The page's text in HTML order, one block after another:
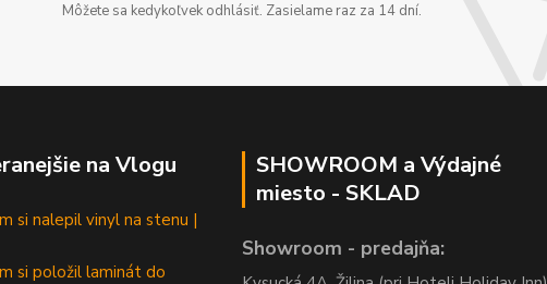
Môžete sa kedykoľvek odhlásiť. Zasielame raz za 14 dní.
na Vlogu
si nalepil vinyl na stenu |
si položil laminát do
SHOWROOM a Výdajné
miesto - SKLAD
Showroom - predajňa: